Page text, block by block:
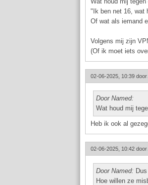
"Ik ben net 16, wat
Of wat als iemand
Volgens mij zijn
(Of ik moet iets
02-06-2025, 10:39 door
Door Named:
Wat houd mij
Heb ik ook al
02-06-2025, 10:42 door
Door Named:
Hoe willen ze